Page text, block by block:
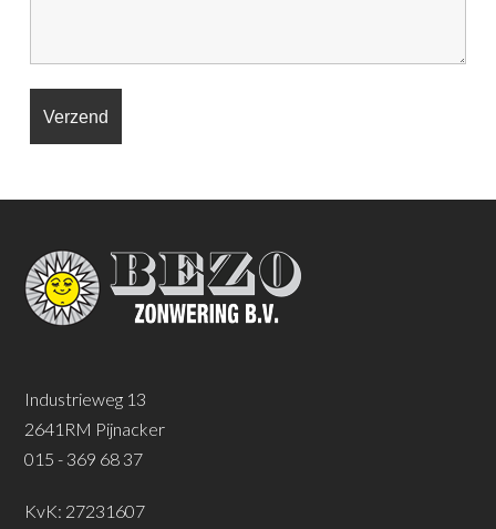
Industrieweg 13
2641RM Pijnacker
015 - 369 68 37
KvK: 27231607